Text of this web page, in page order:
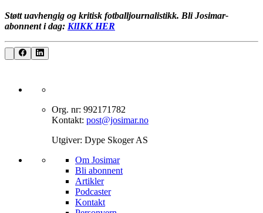
Støtt uavhengig og kritisk fotballjournalistikk. Bli Josimar-
abonnent i dag: KlIKK HER
Org. nr: 992171782
Kontakt: post@josimar.no
Utgiver: Dype Skoger AS
Om J‌osimar ‍ ​‍​‍‌‍
Bli abonnent​​​​‌ ‍ ​‍​‍‌‍ ‌ ​‍‌‍‍‌‌‍‌ ‌‍‍‌‌‍ ‍​‍​‍​ ‍‍​‍​‍‌ ​ ‌‍​‌‌‍ ‍‌‍‍‌‌ ‌​‌ ‍‌​‍ ‍‌‍‍‌‌‍ ​‍​‍​‍ ​​‍​‍‌‍‍​‌ ​‍‌‍‌‌‌‍‌‍​‍​‍​ ‍‍​‍​‍‌‍‍​‌ ‌​‌ ‌​‌ ​​‌ ​ ​ ‍‍​‍ ​‍ ‌‍‌‌‌‍‌​‌‍‍‌‌ ‌​​‍ ‍‌‍‍‌‌‍‌​‌‍​‌‌‍‌ ‌ ​‍‌‍​‌‌‍ ‍‌‍‍‍‌‍​‌‌‍ ‍‌ ​ ‌‍‌‌‌‍ ‍​‍ ‍‌‍​ ‌‍ ‌‍ ‌​‍ ‌‍‍‌‌‍ ‍‌ ‌​‌‍‌‌‌‍ ‍‌ ‌​​‍ ‌‍‌‌‌‍‌​‌‍‍‌‌ ‌​​‍ ‌‍ ‌‌‍ ‌‍‌​‌‍‌‌​ ‌‌ ​​‌ ​‍‌‍‌‌‌ ​ ‌‍‌‌‌‍ ‍‌ ‌​‌‍​‌‌ ‌​‌‍‍‌‌‍ ‌‍ ‍​ ‍ ‌‍‍‌‌‍‌​​ ‌‌‍‌‍‌‍ ‌‍ ‌ ‌​‌‍‌‌‌ ​‍​ ‍ ‌ ‌​‌ ‍‌‌ ​​‌‍‌‌​ ‌‌‍‌‍‌‍ ‌‍ ‌ ‌​‌‍‌‌‌ ​‍​ ‍ ‌ ​​‌‍​‌‌ ‌​‌‍‍​​ ‌‌‍​ ‌‍ ‌‍ ​‌ ‌‌‌‍ ‌‌‍ ‍‌ ​ ​‍‌‌​ ‌‌‌​​‍‌‌ ‌‍‍ ‌‍‌‌‌ ‍‌​‍‌‌​ ​ ‌​‌​​‍‌‌​ ​ ‌​‌​​‍‌‌​ ​‍​ ​‍‌‍​‍​ ‍‌‌‍​ ‌‍‌‍‌‍​ ​ ​‌​ ‌​‌‍​‍‌‍‌‍​ ‍​​ ‌‌‌‍​‍​‍‌‌​ ​‍​ ​‍​‍‌‌​ ‌‌‌​‌​​‍ ‍‌‍​ ‌‍ ‌‍ ​‌ ‌‌‌‍ ‌‌‍ ‍‌​‍‌‌ ‌​‌‍‌‌‌‍ ‌‌ ​ ​‍‌‌​ ‌‌‌​​‍‌‌ ‌‍‍ ‌‍‌‌‌ ‍‌​‍‌‌​ ​ ‌​‌​​‍‌‌​ ​ ‌​‌​​‍‌‌​ ​‍​ ​‍‌‍​‌‌‍‌‍​ ‌‍​ ‌​‌‍‌‌​ ‍‌‌‍‌​‌‍​‍​ ‌ ‌‍​‌​ ‌ ​ ​​​‍‌‌​ ​‍​ ​‍​‍‌‌​ ‌‌‌​‌​​‍ ‍‌‍‍‌‌ ‌​‌‍‌‌‌‍ ‌‌ ​ ​‍‌‌​ ‌‌‌​​‍‌‌ ‌‍‍ ‌‍‌‌‌ ‍‌​‍‌‌​ ​ ‌​‌​​‍‌‌​ ​ ‌​‌​​‍‌‌​ ​‍​ ​‍‌‍‌‌‌‍​‌‌‍‌‌​ ‌‍‌‍​‍‌‍‌‌‌‍‌‌‌‍‌‍‌‍​‍​ ‍​​ ​ ​ ​ ​‍‌‌​ ​‍​ ​‍​‍‌‌​ ‌‌‌​‌​​‍ ‍‌‍ ​‌‍​‌‌‍​‍‌‍‌‌‌‍ ​​ ‌‍​‍‌‍​‌‌ ​ ‌‍‌‌‌‌‌‌‌ ​‍‌‍ ​​ ‌‌‍‍​‌ ‌​‌ ‌​‌ ​​‌ ​ ​‍‌‌​ ​ ‌​​‌​‍‌‌​ ​‍‌​‌‍​‍‌‌​ ​‍‌​‌‍‌‍‌‌‌‍‌​‌‍‍‌‌ ‌​​‍ ‍‌‍‍‌‌‍‌​‌‍​‌‌‍‌ ‌ ​‍‌‍​‌‌‍ ‍‌‍‍‍‌‍​‌‌‍ ‍‌ ​ ‌‍‌‌‌‍ ‍​‍ ‍‌‍​ ‌‍ ‌‍ ‌​‍‌‍‌‍‍‌‌‍‌​​ ‌‌‍‌‍‌‍ ‌‍ ‌ ‌​‌‍‌‌‌ ​‍​‍‌‍‌ ‌​‌ ‍‌‌ ​​‌‍‌‌​ ‌‌‍‌‍‌‍ ‌‍ ‌ ‌​‌‍‌‌‌ ​‍​‍‌‍‌ ​​‌‍​‌‌ ‌​‌‍‍​​ ‌‌‍​ ‌‍ ‌‍ ​‌ ‌‌‌‍ ‌‌‍ ‍‌ ​ ​‍‌‌​ ‌‌‌​​‍‌‌ ‌‍‍ ‌‍‌‌‌ ‍‌​‍‌‌​ ​ ‌​‌​​‍‌‌​ ​ ‌​‌​​‍‌‌​ ​‍​ ​‍‌‍​‍​ ‍‌‌‍​ ‌‍‌‍‌‍​ ​ ​‌​ ‌​‌‍​‍‌‍‌‍​ ‍​​ ‌‌‌‍​‍​‍‌‌​ ​‍​ ​‍​‍‌‌​ ‌‌‌​‌​​‍ ‍‌‍​ ‌‍ ‌‍ ​‌ ‌‌‌‍ ‌‌‍ ‍‌​‍‌‌ ‌​‌‍‌‌‌‍ ‌‌ ​ ​‍‌‌​ ‌‌‌​​‍‌‌ ‌‍‍ ‌‍‌‌‌ ‍‌​‍‌‌​ ​ ‌​‌​​‍‌‌​ ​ ‌​‌​​‍‌‌​ ​‍​ ​‍‌‍​‌‌‍‌‍​ ‌‍​ ‌​‌‍‌‌​ ‍‌‌‍‌​‌‍​‍​ ‌ ‌‍​‌​ ‌ ​ ​​​‍‌‌​ ​‍​ ​‍​‍‌‌​ ‌‌‌​‌​​‍ ‍‌‍‍‌‌ ‌​‌‍‌‌‌‍ ‌‌ ​ ​‍‌‌​ ‌‌‌​​‍‌‌ ‌‍‍ ‌‍‌‌‌ ‍‌​‍‌‌​ ​ ‌​‌​​‍‌‌​ ​ ‌​‌​​‍‌‌​ ​‍​ ​‍‌‍‌‌‌‍​‌‌‍‌‌​ ‌‍‌‍​‍‌‍‌‌‌‍‌‌‌‍‌‍‌‍​‍​ ‍​​ ​ ​ ​ ​‍‌‌​ ​‍​ ​‍​‍‌‌​ ‌‌‌​‌​​‍ ‍‌‍ ​‌‍​‌‌‍​‍‌‍‌‌‌‍ ​​‍‌‍‌ ​​‌‍‌‌‌ ​‍‌ ​ ‌ ​​‌‍‌‌‌‍​ ‌ ‌​‌‍‍‌‌ ‌‍‌‍‌‌​ ‌‌ ​​‌ ‌‌‌‍​‍‌‍ ​‌‍‍‌‌ ​ ‌‍‍​‌‍‌‌‌‍‌​​‍​‍‌ ‌
Artikler
Podcaster
Kontakt